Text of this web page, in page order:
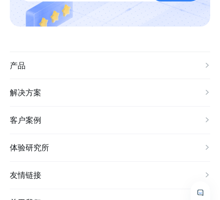
产品
解决方案
客户案例
体验研究所
友情链接